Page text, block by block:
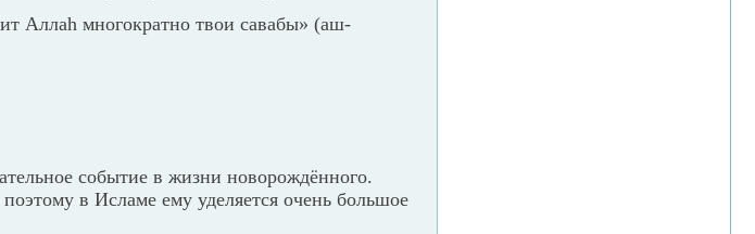
Аллаh многократно твои савабы» (аш-
событие в жизни новорождённого.
в Исламе ему уделяется очень большое